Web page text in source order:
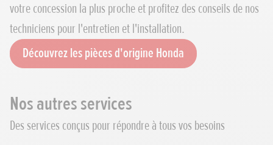
votre concession la plus proche et profitez des conseils de nos
techniciens pour l'entretien et l'installation.
Découvrez les pièces d'origine Honda
Nos autres services
Des services conçus pour répondre à tous vos besoins